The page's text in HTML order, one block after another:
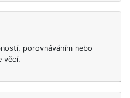
porovnáváním nebo
věcí.